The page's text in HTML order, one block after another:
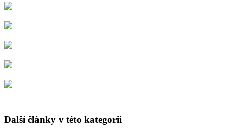
Další články v této kategorii